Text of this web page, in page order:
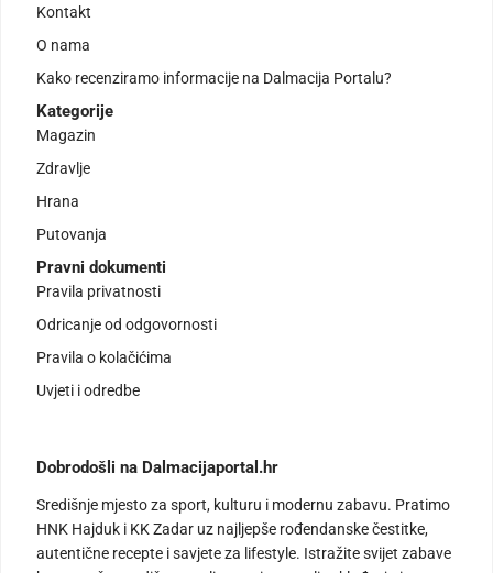
Kontakt
O nama
Kako recenziramo informacije na Dalmacija Portalu?
Kategorije
Magazin
Zdravlje
Hrana
Putovanja
Pravni dokumenti
Pravila privatnosti
Odricanje od odgovornosti
Pravila o kolačićima
Uvjeti i odredbe
Dobrodošli na Dalmacijaportal.hr
Središnje mjesto za sport, kulturu i modernu zabavu. Pratimo
HNK Hajduk i KK Zadar uz najljepše rođendanske čestitke,
autentične recepte i savjete za lifestyle. Istražite svijet zabave